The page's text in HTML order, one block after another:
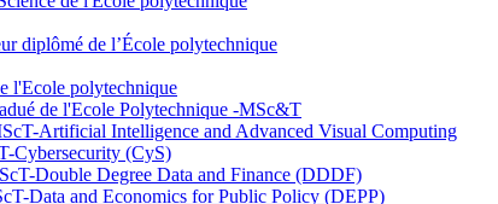
diplômé de l’École polytechnique
l'Ecole polytechnique
de l'Ecole Polytechnique -MSc&T
Artificial Intelligence and Advanced Visual Computing
Cybersecurity (CyS)
Double Degree Data and Finance (DDDF)
Data and Economics for Public Policy (DEPP)